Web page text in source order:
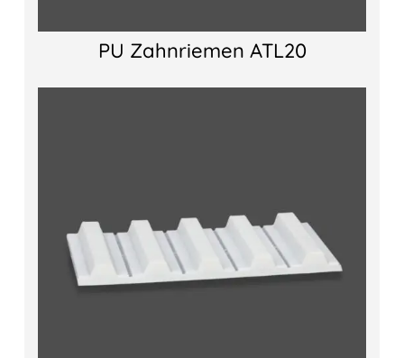
PU Zahnriemen ATL20